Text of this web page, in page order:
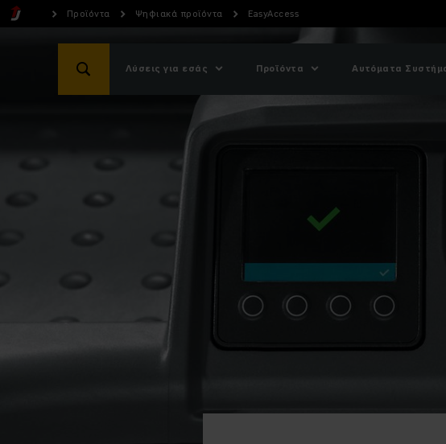
Προϊόντα Ψηφιακά προϊόντα EasyAccess
Λύσεις για εσάς Προϊόντα Αυτόματα